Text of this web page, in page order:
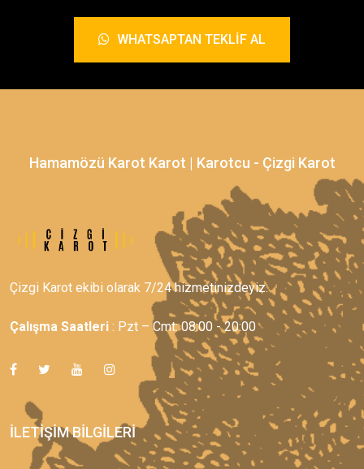
WHATSAPTAN TEKLIF AL
Hamamözü Karot Karot | Karotcu - Çizgi Karot
Çizgi Karot ekibi olarak 7/24 hizmetinizdeyiz.
Çalışma Saatleri : Pzt – Cmt: 08:00 - 20:00
İLETIŞIM BILGILERI